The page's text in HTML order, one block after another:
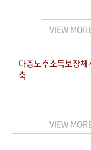
세계와 함께 한
VR 역사관
VIEW
다층노후소득보장체
축
VIEW